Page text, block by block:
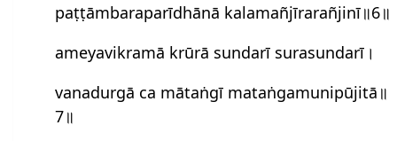
paṭṭāmbaraparīdhānā kalamañjīrarañjinī॥6॥
ameyavikramā krūrā sundarī surasundarī।
vanadurgā ca mātaṅgī mataṅgamunipūjitā॥
7॥